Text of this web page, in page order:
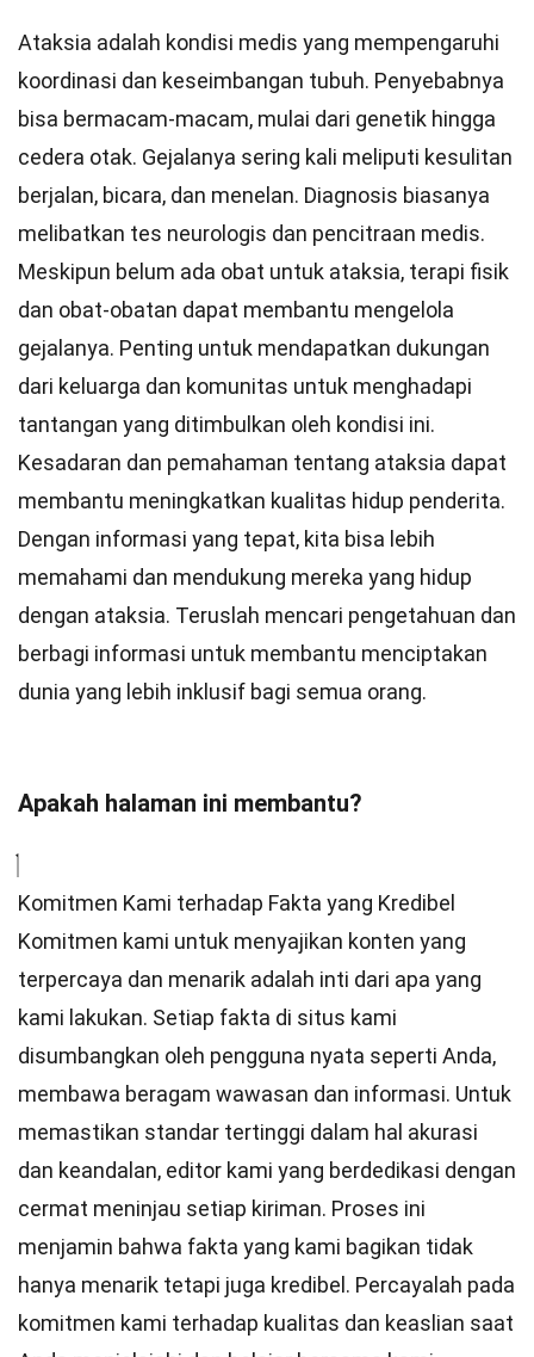
Ataksia adalah kondisi medis yang mempengaruhi
koordinasi dan keseimbangan tubuh. Penyebabnya
bisa bermacam-macam, mulai dari genetik hingga
cedera otak. Gejalanya sering kali meliputi kesulitan
berjalan, bicara, dan menelan. Diagnosis biasanya
melibatkan tes neurologis dan pencitraan medis.
Meskipun belum ada obat untuk ataksia, terapi fisik
dan obat-obatan dapat membantu mengelola
gejalanya. Penting untuk mendapatkan dukungan
dari keluarga dan komunitas untuk menghadapi
tantangan yang ditimbulkan oleh kondisi ini.
Kesadaran dan pemahaman tentang ataksia dapat
membantu meningkatkan kualitas hidup penderita.
Dengan informasi yang tepat, kita bisa lebih
memahami dan mendukung mereka yang hidup
dengan ataksia. Teruslah mencari pengetahuan dan
berbagi informasi untuk membantu menciptakan
dunia yang lebih inklusif bagi semua orang.
Apakah halaman ini membantu?
Komitmen Kami terhadap Fakta yang Kredibel
Komitmen kami untuk menyajikan konten yang
terpercaya dan menarik adalah inti dari apa yang
kami lakukan. Setiap fakta di situs kami
disumbangkan oleh pengguna nyata seperti Anda,
membawa beragam wawasan dan informasi. Untuk
memastikan standar tertinggi dalam hal akurasi
dan keandalan, editor kami yang berdedikasi dengan
cermat meninjau setiap kiriman. Proses ini
menjamin bahwa fakta yang kami bagikan tidak
hanya menarik tetapi juga kredibel. Percayalah pada
komitmen kami terhadap kualitas dan keaslian saat